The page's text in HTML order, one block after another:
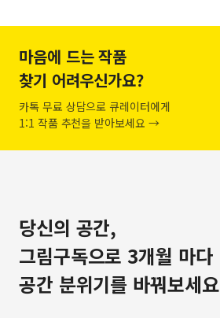
마음에 드는 작품
찾기 어려우신가요?
카톡 무료 상담으로 큐레이터에게
1:1 작품 추천을 받아보세요 →
당신의 공간,
그림구독으로 3개월 마다
공간 분위기를 바꿔보세요